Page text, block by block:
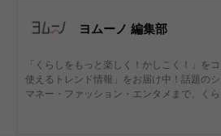
ヨムーノ 編集部
「くらしをもっと楽しく！かしこく！」を
使えるトレンド情報」をお届け中！話題の
マネー・ファッション・エンタメまで、くら